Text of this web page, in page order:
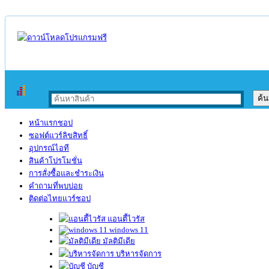
หน้าแรกชอป
ซอฟต์แวร์ลิขสิทธิ์
อุปกรณ์ไอที
สินค้าโปรโมชั่น
การสั่งซื้อและชำระเงิน
คำถามที่พบบ่อย
ติดต่อไทยแวร์ชอป
แอนตี้ไวรัส
windows 11
มัลติมีเดีย
บริหารจัดการ
บัญชี